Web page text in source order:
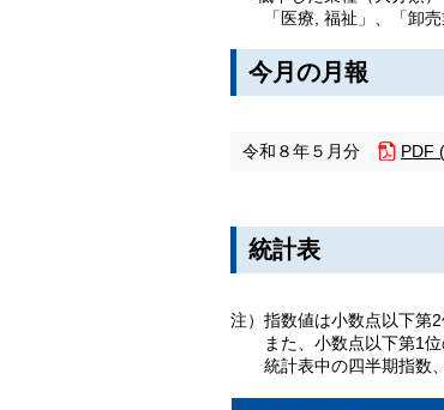
「医療, 福祉」、「卸売
今月の月報
令和８年５月分 PDF
統計表
注）指数値は小数点以下第
また、小数点以下第1位
統計表中の四半期指数、